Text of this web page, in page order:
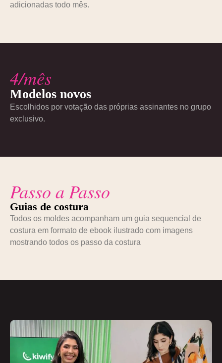
adicionadas todo mês.
4/mês
Modelos novos
Escolhidos por votação das próprias assinantes no grupo
exclusivo.
Passo a Passo
Guias de costura
Todos os moldes acompanham um guia sequencial de
costura em formato de ebook ilustrado com imagens
mostrando todos os passo da costura